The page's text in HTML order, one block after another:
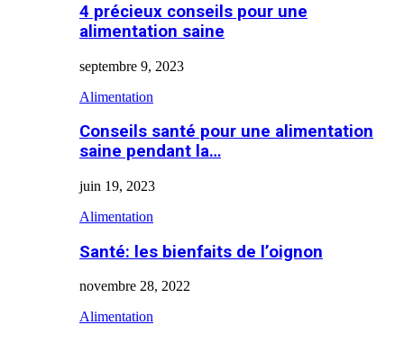
4 précieux conseils pour une
alimentation saine
septembre 9, 2023
Alimentation
Conseils santé pour une alimentation
saine pendant la…
juin 19, 2023
Alimentation
Santé: les bienfaits de l’oignon
novembre 28, 2022
Alimentation